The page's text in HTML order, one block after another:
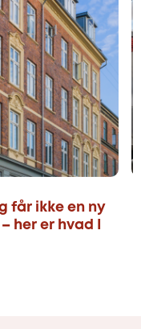
får ikke en ny
her er hvad I